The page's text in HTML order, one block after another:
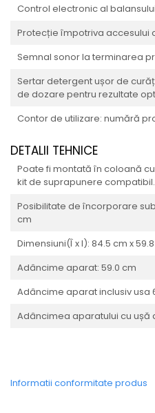
Control electronic al balansului
Protecție împotriva accesului
Semnal sonor la terminarea
Sertar detergent ușor de
de dozare pentru rezultate
Contor de utilizare: numără
DETALII TEHNICE
Poate fi montată în coloană
kit de suprapunere compatibil.
Posibilitate de încorporare
cm
Dimensiuni(Î x l): 84.5 cm x
Adâncime aparat: 59.0 cm
Adâncime aparat inclusiv usa
Adâncimea aparatului cu ușă
Informatii conformitate produs